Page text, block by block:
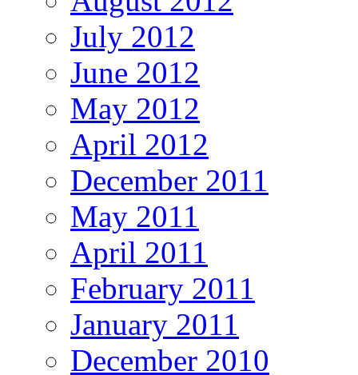
July 2012
June 2012
May 2012
April 2012
December 2011
May 2011
April 2011
February 2011
January 2011
December 2010